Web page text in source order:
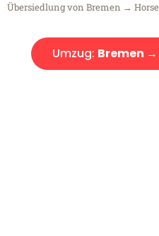
Übersiedlung von Bremen →
Umzug: Bremen